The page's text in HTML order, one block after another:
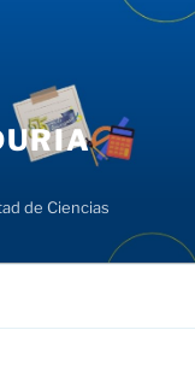
de Ciencias